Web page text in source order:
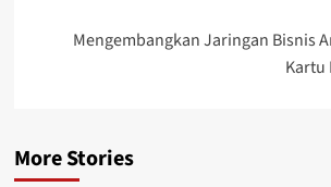
Mengembangkan Jaringan Bisnis
Kartu
More Stories